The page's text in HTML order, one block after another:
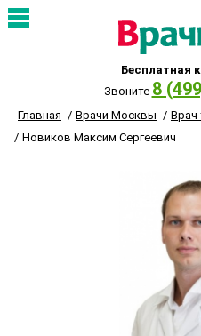
Бесплатная
Звоните 8
Главная Врачи Москвы
Врач
Новиков Максим Сергеевич